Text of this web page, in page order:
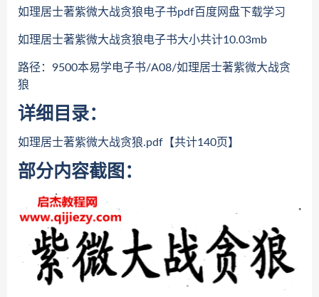
如理居士著紫微大战贪狼电子书pdf百度网盘下载学习
如理居士著紫微大战贪狼电子书大小共计10.03mb
路径：9500本易学电子书/A08/如理居士著紫微大战贪
狼
详细目录：
如理居士著紫微大战贪狼.pdf【共计140页】
部分内容截图：